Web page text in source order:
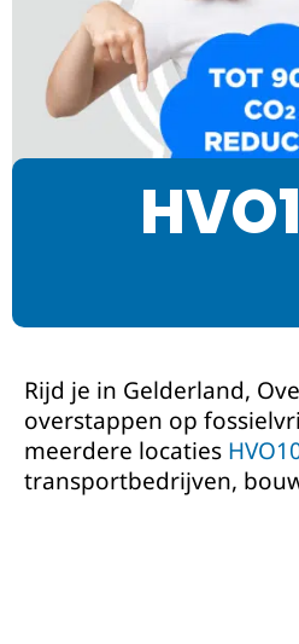
Rijd je in Gelderland,
overstappen op
meerdere locaties
transportbedrijven,